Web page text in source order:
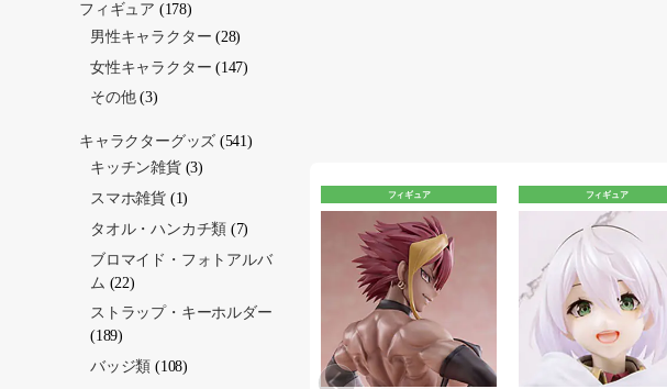
フィギュア フィギュア
フィギュア (178)
男性キャラクター (28)
女性キャラクター (147)
その他(3)
キャラクターグッズ (541)
キッチン雑貨(3)
スマホ雑貨(1)
タオル・ハンカチ類 (7)
ブロマイド・フォトアルバ
ム (22)
ストラップ・キーホルダー
(189)
バッジ類 (108)